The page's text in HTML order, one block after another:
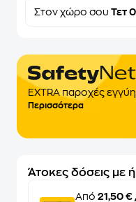
Στον χώρο σου Τετ
EXTRA παροχές
Περισσότερα
Άτοκες δόσεις με
Από 21,50 €